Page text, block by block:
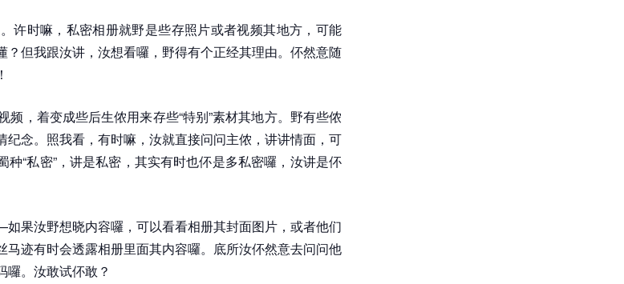
许时嘛，私密相册就野是些存照片或者视频其地方，可能
？但我跟汝讲，汝想看囉，野得有个正经其理由。伓然意随
频，着变成些后生侬用来存些“特别”素材其地方。野有些侬
纪念。照我看，有时嘛，汝就直接问问主侬，讲讲情面，可
种“私密”，讲是私密，其实有时也伓是多私密囉，汝讲是伓
果汝野想晓内容囉，可以看看相册其封面图片，或者他们
马迹有时会透露相册里面其内容囉。底所汝伓然意去问问他
囉。汝敢试伓敢？